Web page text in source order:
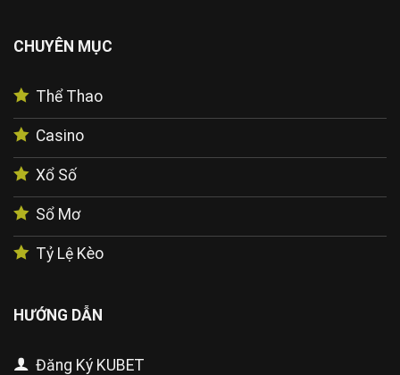
CHUYÊN MỤC
Thể Thao
Casino
Xổ Số
Sổ Mơ
Tỷ Lệ Kèo
HƯỚNG DẪN
Đăng Ký KUBET